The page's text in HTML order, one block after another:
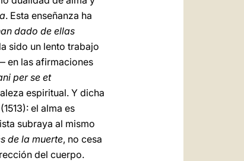
. Esta enseñanza ha
dado de ellas
sido un lento trabajo
en las afirmaciones
per se et
espiritual. Y dicha
el alma es
subraya al mismo
de la muerte, no cesa
del cuerpo.